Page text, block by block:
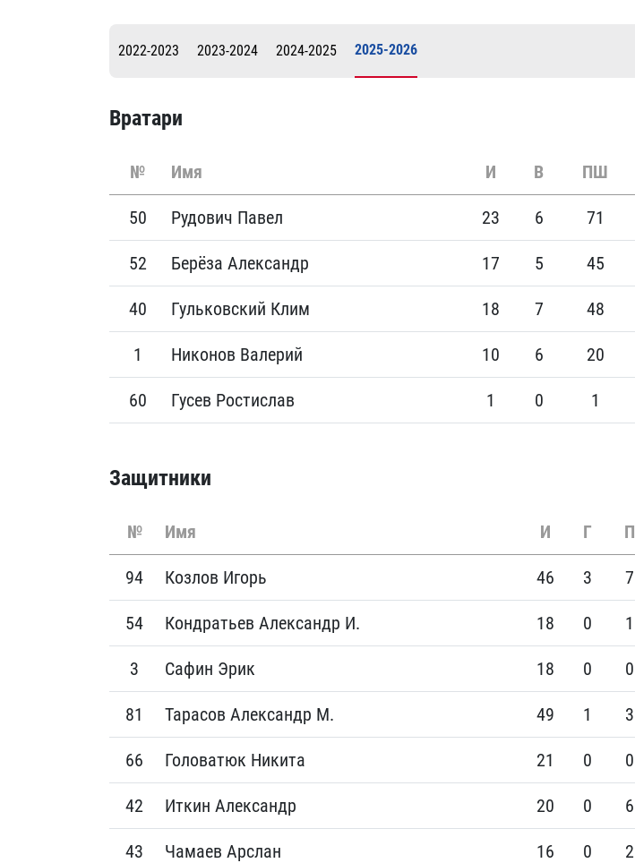
2022-2023 2023-2024 2024-2025 2025-2026
Вратари
№ Имя И В ПШ
50 Рудович Павел 23 6 71
52 Берёза Александр 17 5 45
40 Гульковский Клим 18 7 48
1 Никонов Валерий 10 6 20
60 Гусев Ростислав 1 0 1
Защитники
№ Имя И Г П
94 Козлов Игорь 46 3 7
54 Кондратьев Александр И. 18 0 1
3 Сафин Эрик 18 0 0
81 Тарасов Александр М. 49 1 3
66 Головатюк Никита 21 0 0
42 Иткин Александр 20 0 6
43 Чамаев Арслан 16 0 2